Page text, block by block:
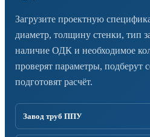
Загрузите проектную
диаметр, толщину стенки, тип
наличие ОДК и необходимое
проверят параметры, подберут
подготовят расчёт.
Завод труб ППУ